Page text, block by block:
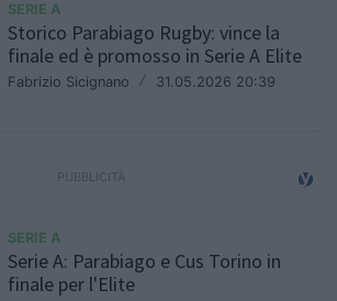
SERIE A
Storico Parabiago Rugby: vince la
finale ed è promosso in Serie A Elite
Fabrizio Sicignano / 31.05.2026 20:39
SERIE A
Serie A: Parabiago e Cus Torino in
finale per l'Elite